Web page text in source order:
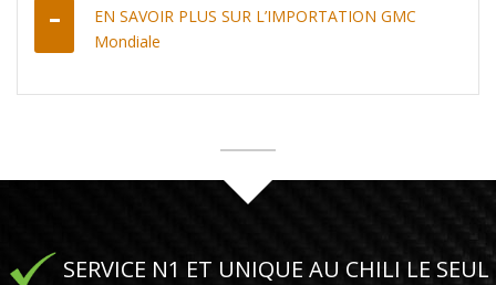
EN SAVOIR PLUS SUR L’IMPORTATION GMC
Mondiale
SERVICE N1 ET UNIQUE AU CHILI LE SEUL